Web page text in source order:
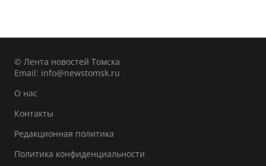
© Лента новостей Томска
Email: info@newstomsk.ru
О нас
Контакты
Редакционная политика
Политика конфиденциальности